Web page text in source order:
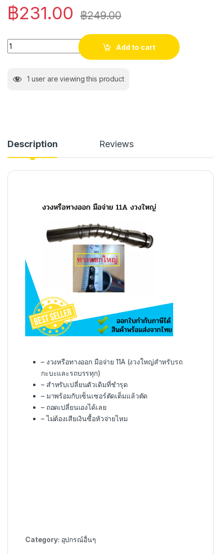
฿231.00 ฿249.00
Quantity
Add to cart
1 user are viewing this product
Description Reviews
– งวงหรือทางออก มือจ่าย 11A (งวงใหญ่สำหรับรถ
กะบะและรถบรรทุก)
– สำหรับเปลี่ยนตัวเดิมที่ชำรุด
– มาพร้อมกับเซ็นเซอร์ตัดเต็มแล้วตัด
– ถอดเปลี่ยนเองได้เลย
– ไม่ต้องเสียเงินซื้อหัวจ่ายไหม
Category: อุปกรณ์อื่นๆ